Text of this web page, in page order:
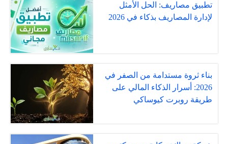
تطبيق مصاريف: الحل الأمثل
لإدارة المصاريف بذكاء في 2026
بناء ثروة مستدامة من الصفر في
2026: أسرار الذكاء المالي على
طريقة روبرت كيوساكي